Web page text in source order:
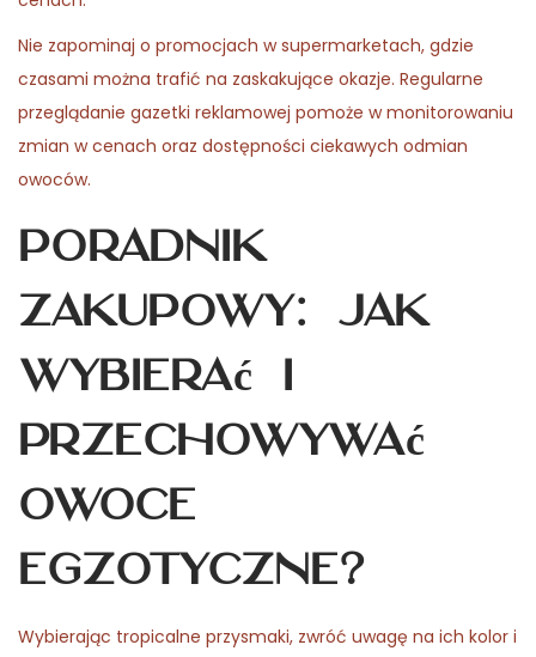
Nie zapominaj o promocjach w supermarketach, gdzie
czasami można trafić na zaskakujące okazje. Regularne
przeglądanie gazetki reklamowej pomoże w monitorowaniu
zmian w cenach oraz dostępności ciekawych odmian
owoców.
Poradnik
zakupowy: Jak
wybierać i
przechowywać
owoce
egzotyczne?
Wybierając tropicalne przysmaki, zwróć uwagę na ich kolor i